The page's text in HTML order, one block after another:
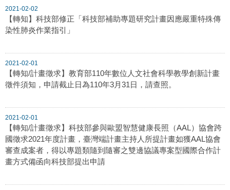
2021-02-02
【轉知】科技部修正「科技部補助專題研究計畫因應嚴重特殊傳
染性肺炎作業指引」
2021-02-01
【轉知/計畫徵求】教育部110年數位人文社會科學教學創新計畫
徵件須知，申請截止日為110年3月31日，請查照。
2021-02-01
【轉知/計畫徵求】科技部參與歐盟智慧健康長照（AAL）協會跨
國徵求2021年度計畫，臺灣端計畫主持人所提計畫如獲AAL協會
審查成案者，得以專題類隨到隨審之雙邊協議專案型國際合作計
畫方式備函向科技部提出申請